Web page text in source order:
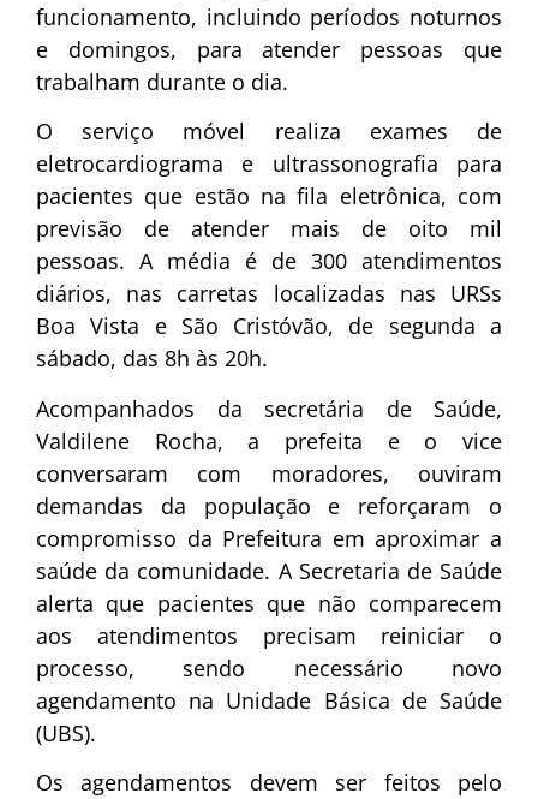
funcionamento, incluindo períodos noturnos
e domingos, para atender pessoas que
trabalham durante o dia.
O serviço móvel realiza exames de
eletrocardiograma e ultrassonografia para
pacientes que estão na fila eletrônica, com
previsão de atender mais de oito mil
pessoas. A média é de 300 atendimentos
diários, nas carretas localizadas nas URSs
Boa Vista e São Cristóvão, de segunda a
sábado, das 8h às 20h.
Acompanhados da secretária de Saúde,
Valdilene Rocha, a prefeita e o vice
conversaram com moradores, ouviram
demandas da população e reforçaram o
compromisso da Prefeitura em aproximar a
saúde da comunidade. A Secretaria de Saúde
alerta que pacientes que não comparecem
aos atendimentos precisam reiniciar o
processo, sendo necessário novo
agendamento na Unidade Básica de Saúde
(UBS).
Os agendamentos devem ser feitos pelo